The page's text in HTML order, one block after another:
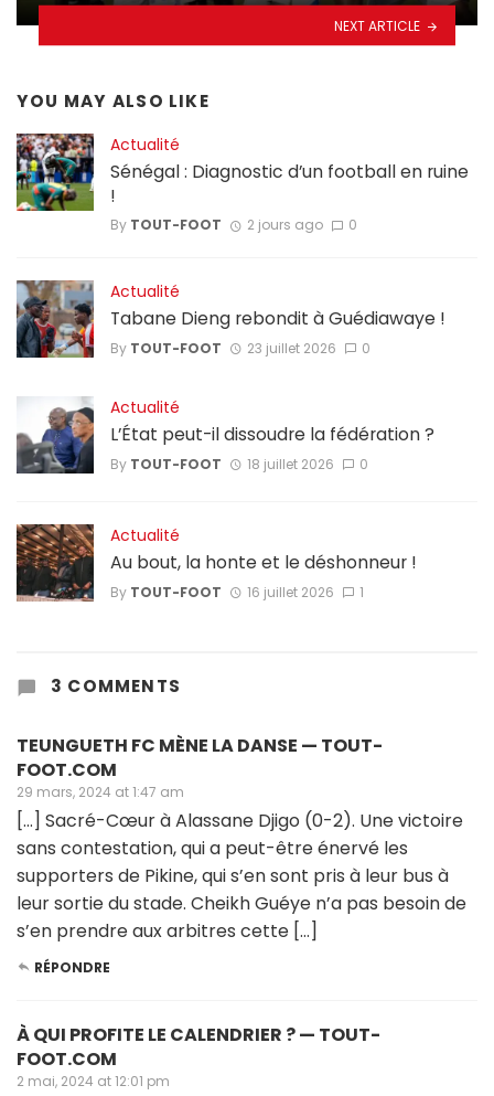
NEXT ARTICLE
YOU MAY ALSO LIKE
Actualité
Sénégal : Diagnostic d’un football en ruine
!
By TOUT-FOOT 2 jours ago 0
Actualité
Tabane Dieng rebondit à Guédiawaye !
By TOUT-FOOT 23 juillet 2026 0
Actualité
L’État peut-il dissoudre la fédération ?
By TOUT-FOOT 18 juillet 2026 0
Actualité
Au bout, la honte et le déshonneur !
By TOUT-FOOT 16 juillet 2026 1
3 COMMENTS
TEUNGUETH FC MÈNE LA DANSE — TOUT-
FOOT.COM
29 mars, 2024 at 1:47 am
[…] Sacré-Cœur à Alassane Djigo (0-2). Une victoire
sans contestation, qui a peut-être énervé les
supporters de Pikine, qui s’en sont pris à leur bus à
leur sortie du stade. Cheikh Guéye n’a pas besoin de
s’en prendre aux arbitres cette […]
RÉPONDRE
À QUI PROFITE LE CALENDRIER ? — TOUT-
FOOT.COM
2 mai, 2024 at 12:01 pm